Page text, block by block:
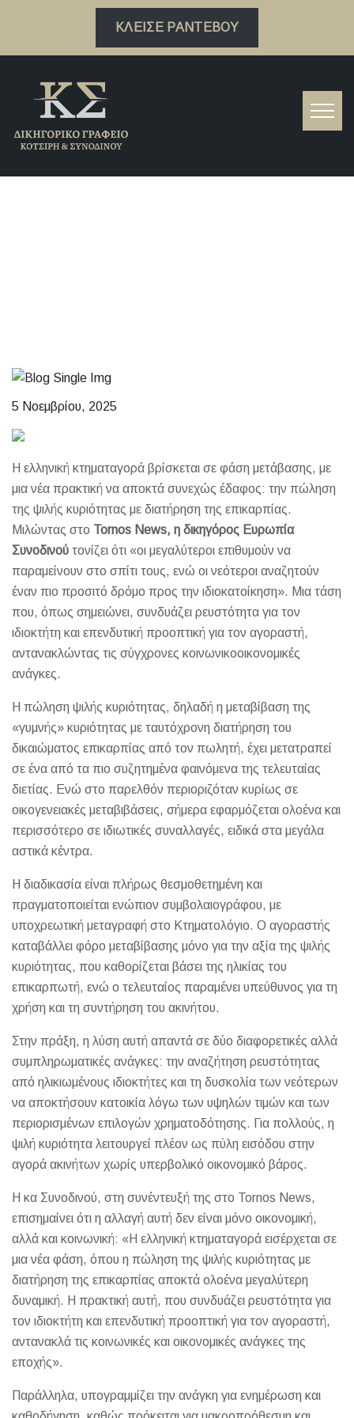
ΚΛΕΊΣΕ ΡΑΝΤΕΒΟΎ
5 Νοεμβρίου, 2025
Η ελληνική κτηματαγορά βρίσκεται σε φάση μετάβασης, με
μια νέα πρακτική να αποκτά συνεχώς έδαφος: την πώληση
της ψιλής κυριότητας με διατήρηση της επικαρπίας.
Μιλώντας στο Tornos News, η δικηγόρος Ευρωπία
Συνοδινού τονίζει ότι «οι μεγαλύτεροι επιθυμούν να
παραμείνουν στο σπίτι τους, ενώ οι νεότεροι αναζητούν
έναν πιο προσιτό δρόμο προς την ιδιοκατοίκηση». Μια τάση
που, όπως σημειώνει, συνδυάζει ρευστότητα για τον
ιδιοκτήτη και επενδυτική προοπτική για τον αγοραστή,
αντανακλώντας τις σύγχρονες κοινωνικοοικονομικές
ανάγκες.
Η πώληση ψιλής κυριότητας, δηλαδή η μεταβίβαση της
«γυμνής» κυριότητας με ταυτόχρονη διατήρηση του
δικαιώματος επικαρπίας από τον πωλητή, έχει μετατραπεί
σε ένα από τα πιο συζητημένα φαινόμενα της τελευταίας
διετίας. Ενώ στο παρελθόν περιοριζόταν κυρίως σε
οικογενειακές μεταβιβάσεις, σήμερα εφαρμόζεται ολοένα και
περισσότερο σε ιδιωτικές συναλλαγές, ειδικά στα μεγάλα
αστικά κέντρα.
Η διαδικασία είναι πλήρως θεσμοθετημένη και
πραγματοποιείται ενώπιον συμβολαιογράφου, με
υποχρεωτική μεταγραφή στο Κτηματολόγιο. Ο αγοραστής
καταβάλλει φόρο μεταβίβασης μόνο για την αξία της ψιλής
κυριότητας, που καθορίζεται βάσει της ηλικίας του
επικαρπωτή, ενώ ο τελευταίος παραμένει υπεύθυνος για τη
χρήση και τη συντήρηση του ακινήτου.
Στην πράξη, η λύση αυτή απαντά σε δύο διαφορετικές αλλά
συμπληρωματικές ανάγκες: την αναζήτηση ρευστότητας
από ηλικιωμένους ιδιοκτήτες και τη δυσκολία των νεότερων
να αποκτήσουν κατοικία λόγω των υψηλών τιμών και των
περιορισμένων επιλογών χρηματοδότησης. Για πολλούς, η
ψιλή κυριότητα λειτουργεί πλέον ως πύλη εισόδου στην
αγορά ακινήτων χωρίς υπερβολικό οικονομικό βάρος.
Η κα Συνοδινού, στη συνέντευξή της στο Tornos News,
επισημαίνει ότι η αλλαγή αυτή δεν είναι μόνο οικονομική,
αλλά και κοινωνική: «Η ελληνική κτηματαγορά εισέρχεται σε
μια νέα φάση, όπου η πώληση της ψιλής κυριότητας με
διατήρηση της επικαρπίας αποκτά ολοένα μεγαλύτερη
δυναμική. Η πρακτική αυτή, που συνδυάζει ρευστότητα για
τον ιδιοκτήτη και επενδυτική προοπτική για τον αγοραστή,
αντανακλά τις κοινωνικές και οικονομικές ανάγκες της
εποχής».
Παράλληλα, υπογραμμίζει την ανάγκη για ενημέρωση και